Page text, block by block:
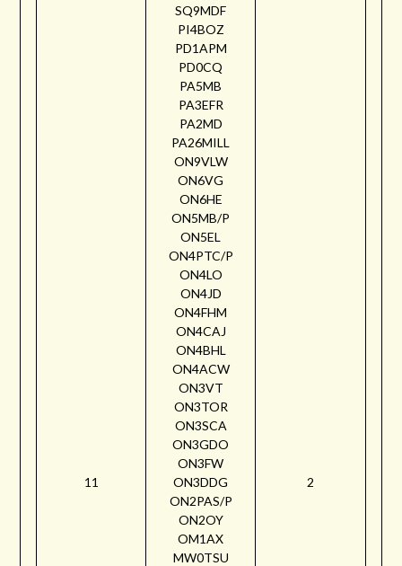
11
SQ9MDF
PI4BOZ
PD1APM
PD0CQ
PA5MB
PA3EFR
PA2MD
PA26MILL
ON9VLW
ON6VG
ON6HE
ON5MB/P
ON5EL
ON4PTC/P
ON4LO
ON4JD
ON4FHM
ON4CAJ
ON4BHL
ON4ACW
ON3VT
ON3TOR
ON3SCA
ON3GDO
ON3FW
ON3DDG
ON2PAS/P
ON2OY
OM1AX
MW0TSU
2